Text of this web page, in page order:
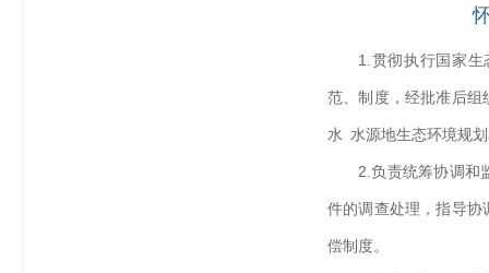
1.贯彻执行国家
范、制度，经批准后组
水 水源地生态环境规
2.负责统筹协调和
件的调查处理，指导协
偿制度。